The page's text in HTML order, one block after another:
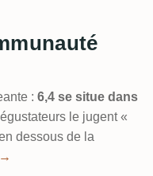
: 6,4 se situe dans
le jugent «
dessous de la